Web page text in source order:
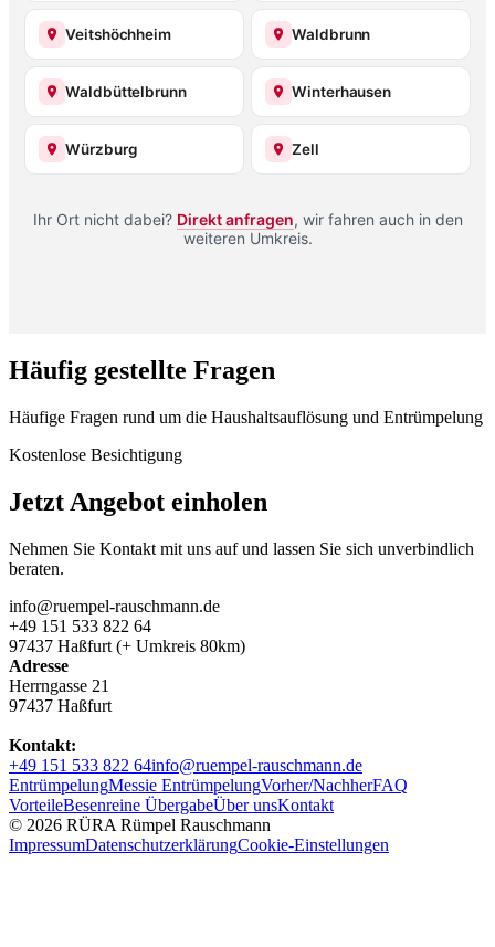
Veitshöchheim Waldbrunn
Waldbüttelbrunn Winterhausen
Würzburg Zell
Ihr Ort nicht dabei? Direkt anfragen, wir fahren auch in den
weiteren Umkreis.
Häufig gestellte Fragen
Häufige Fragen rund um die Haushaltsauflösung und Entrümpelung
Kostenlose Besichtigung
Jetzt Angebot einholen
Nehmen Sie Kontakt mit uns auf und lassen Sie sich unverbindlich
beraten.
info@ruempel-rauschmann.de
+49 151 533 822 64
97437 Haßfurt (+ Umkreis 80km)
Adresse
Herrngasse 21
97437 Haßfurt
Kontakt:
+49 151 533 822 64info@ruempel-rauschmann.de
EntrümpelungMessie EntrümpelungVorher/NachherFAQ
VorteileBesenreine ÜbergabeÜber unsKontakt
© 2026 RÜRA Rümpel Rauschmann
ImpressumDatenschutzerklärungCookie-Einstellungen